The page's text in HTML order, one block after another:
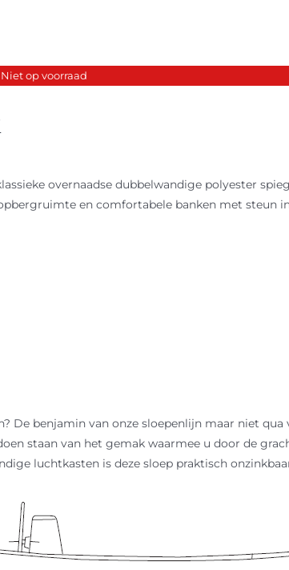
Niet op voorraad
overnaadse dubbelwandige polyester
en comfortabele banken met steun
De benjamin van onze sloepenlijn maar niet
staan van het gemak waarmee u door de
luchtkasten is deze sloep praktisch